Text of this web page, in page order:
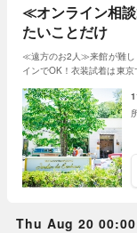
≪オンライン相
たいことだけ
≪遠方のお2人≫来館が難し
インでOK！衣装試着は東
Thu Aug 20